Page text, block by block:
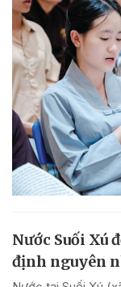
Nước Suối Xú
định nguyên